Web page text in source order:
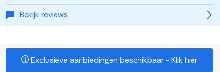
Bekijk reviews
Exclusieve aanbiedingen beschikbaar - Klik hier